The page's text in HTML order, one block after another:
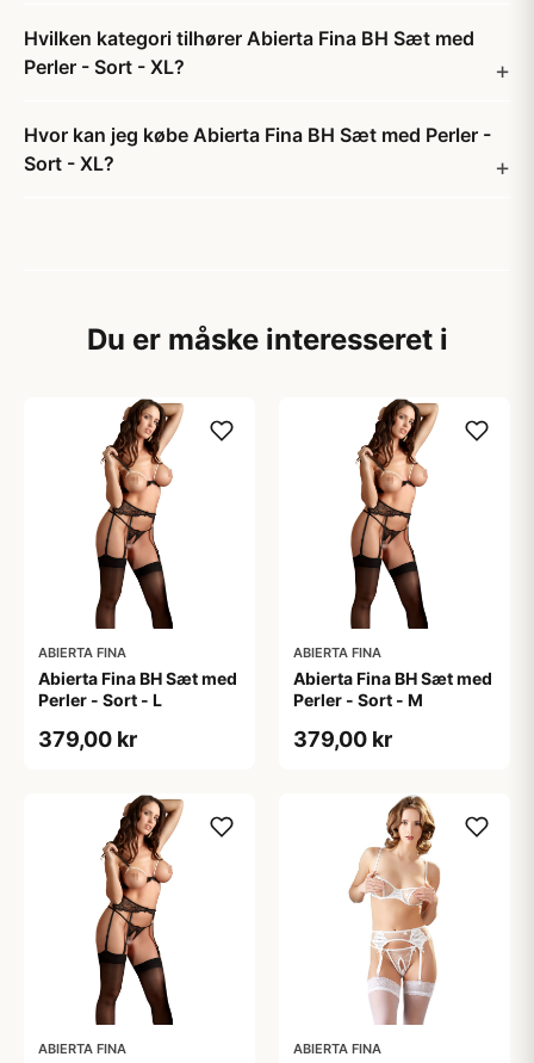
Hvilken kategori tilhører Abierta Fina BH Sæt med
Perler - Sort - XL?
Hvor kan jeg købe Abierta Fina BH Sæt med Perler -
Sort - XL?
Du er måske interesseret i
ABIERTA FINA
Abierta Fina BH Sæt med
Perler - Sort - L
379,00 kr
ABIERTA FINA
Abierta Fina BH Sæt med
Perler - Sort - M
379,00 kr
ABIERTA FINA ABIERTA FINA